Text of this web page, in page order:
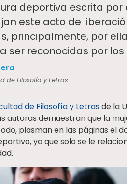
deportiva escrita por
este acto de
principalmente, por
ser reconocidas por los
de Filosofía y Letras
de Filosofía y Letrasde la
autoras demuestran que la
plasman en las páginas el
ya que solo se le